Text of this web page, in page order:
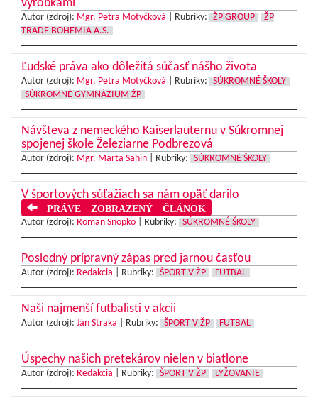
výrobkami
Autor (zdroj): Mgr. Petra Motyčková Rubriky: ŽP GROUP
ŽP
TRADE BOHEMIA A.S.
Ľudské práva ako dôležitá súčasť nášho života
Autor (zdroj): Mgr. Petra Motyčková Rubriky:
SÚKROMNÉ ŠKOLY
SÚKROMNÉ GYMNÁZIUM ŽP
Návšteva z nemeckého Kaiserlauternu v Súkromnej
spojenej škole Železiarne Podbrezová
Autor (zdroj): Mgr. Marta Sahin Rubriky: SÚKROMNÉ ŠKOLY
V športových súťažiach sa nám opäť darilo
PRÁVE ZOBRAZENÝ ČLÁNOK
Autor (zdroj): Roman Snopko Rubriky: SÚKROMNÉ ŠKOLY
Posledný prípravný zápas pred jarnou časťou
Autor (zdroj): Redakcia Rubriky: ŠPORT V ŽP FUTBAL
Naši najmenší futbalisti v akcii
Autor (zdroj): Ján Straka Rubriky: ŠPORT V ŽP FUTBAL
Úspechy našich pretekárov nielen v biatlone
Autor (zdroj): Redakcia Rubriky: ŠPORT V ŽP LYŽOVANIE